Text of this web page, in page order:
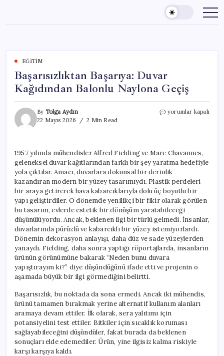
content
EĞITIM
Başarısızlıktan Başarıya: Duvar
Kağıdından Balonlu Naylona Geçiş
By Tolga Aydın
22 Mayıs 2026
2 Min Read
Başarısızlıktan
Naylona
Geçiş
için
yorumlar kapalı
1957 yılında mühendisler Alfred Fielding ve Marc Chavannes,
geleneksel duvar kağıtlarından farklı bir şey yaratma hedefiyle
yola çıktılar. Amacı, duvarlara dokunsal bir derinlik
kazandıran modern bir yüzey tasarımıydı. Plastik perdeleri
bir araya getirerek hava kabarcıklarıyla dolu üç boyutlu bir
yapı geliştirdiler. O dönemde yenilikçi bir fikir olarak görülen
bu tasarım, evlerde estetik bir dönüşüm yaratabileceği
düşünülüyordu. Ancak, beklenen ilgi bir türlü gelmedi. İnsanlar,
duvarlarında pürüzlü ve kabarcıklı bir yüzey istemiyorlardı.
Dönemin dekorasyon anlayışı, daha düz ve sade yüzeylerden
yanaydı. Fielding, daha sonra yaptığı röportajlarda, insanların
ürünün görünümüne bakarak “Neden bunu duvara
yapıştırayım ki?” diye düşündüğünü ifade etti ve projenin o
aşamada büyük bir ilgi görmediğini belirtti.
Başarısızlık, bu noktada da sona ermedi. Ancak iki mühendis,
ürünü tamamen bırakmak yerine alternatif kullanım alanları
aramaya devam ettiler. İlk olarak, sera yalıtımı için
potansiyelini test ettiler. Bitkiler için sıcaklık koruması
sağlayabileceğini düşündüler, fakat burada da beklenen
sonuçları elde edemediler. Ürün, yine ilgisiz kalma riskiyle
karşı karşıya kaldı.